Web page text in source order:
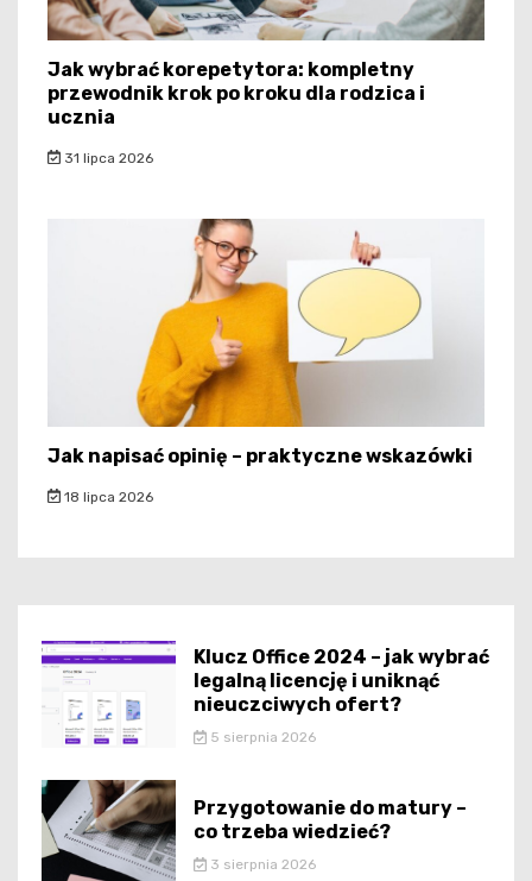
Jak wybrać korepetytora: kompletny
przewodnik krok po kroku dla rodzica i
ucznia
31 lipca 2026
Jak napisać opinię – praktyczne wskazówki
18 lipca 2026
Klucz Office 2024 – jak wybrać
legalną licencję i uniknąć
nieuczciwych ofert?
5 sierpnia 2026
Przygotowanie do matury –
co trzeba wiedzieć?
3 sierpnia 2026